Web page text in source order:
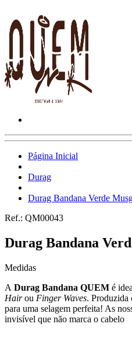
Página Inicial
Durag
Durag Bandana Verde
Ref.: QM00043
Durag Bandana
Medidas
A Durag Bandana QUEM é
Hairou Finger Waves. Produzida
para uma selagem perfeita! As
invisível que não marca o cabelo